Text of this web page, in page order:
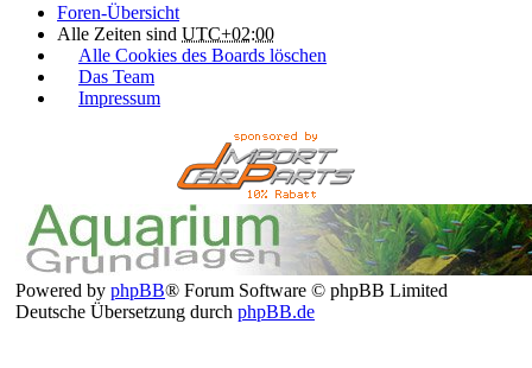
Foren-Übersicht
Alle Zeiten sind UTC+02:00
Alle Cookies des Boards löschen
Das Team
Impressum
Powered by phpBB® Forum Software © phpBB Limited
Deutsche Übersetzung durch phpBB.de